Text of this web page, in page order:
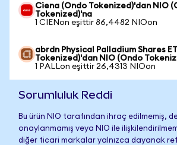
Ciena (Ondo Tokenized)'dan NIO
Tokenized)'na
1 CIENon eşittir 86,4482 NIOon
abrdn Physical Palladium Shares
Tokenized)'dan NIO (Ondo
1 PALLon eşittir 26,4313 NIOon
Sorumluluk Reddi
Bu ürün NIO tarafından ihraç edilmemiş,
onaylanmamış veya NIO ile
diğer ticari markalar yalnızca dayanak